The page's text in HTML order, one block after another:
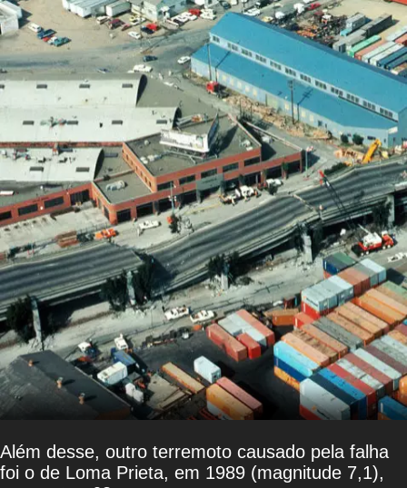
Além desse, outro terremoto causado pela falha ​​
foi o de Loma Prieta, em 1989 (magnitude 7,1),